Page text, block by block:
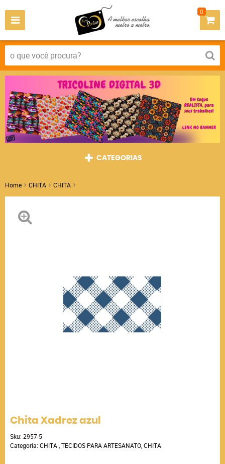
0
CATEGORIAS
Home CHITA CHITA
Chita Xadrez azul
Sku: 2957-5
Categoria: CHITA TECIDOS PARA ARTESANATO CHITA